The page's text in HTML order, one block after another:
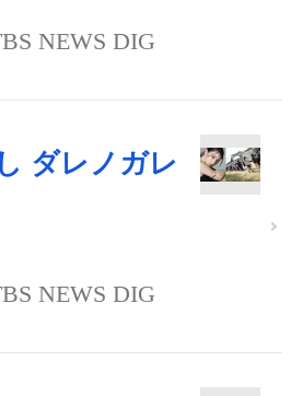
NEWS DIG
ダレノガレ
NEWS DIG